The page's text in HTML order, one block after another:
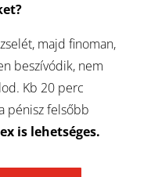
majd finoman,
beszívódik, nem
Kb 20 perc
pénisz felsőbb
is lehetséges.